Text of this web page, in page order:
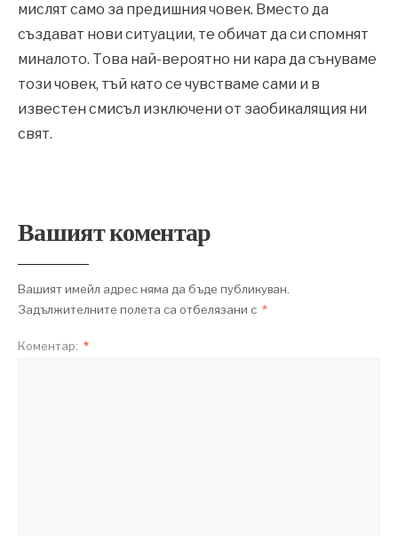
мислят само за предишния човек. Вместо да
създават нови ситуации, те обичат да си спомнят
миналото. Това най-вероятно ни кара да сънуваме
този човек, тъй като се чувстваме сами и в
известен смисъл изключени от заобикалящия ни
свят.
Вашият коментар
Вашият имейл адрес няма да бъде публикуван.
Задължителните полета са отбелязани с *
Коментар: *